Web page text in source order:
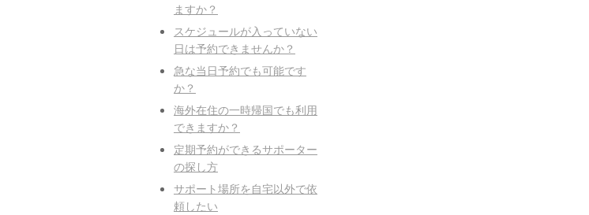
ますか？
スケジュールが入っていない
日は予約できませんか？
急な当日予約でも可能です
か？
海外在住の一時帰国でも利用
できますか？
定期予約ができるサポーター
の探し方
サポート場所を自宅以外で依
頼したい